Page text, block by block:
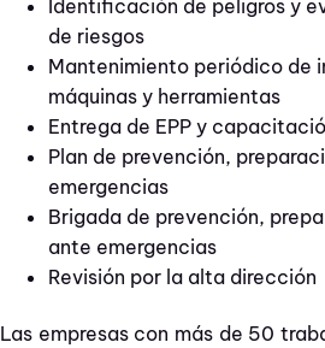
Identificación de peligros y
de riesgos
Mantenimiento periódico de
máquinas y herramientas
Entrega de EPP y
Plan de prevención,
emergencias
Brigada de prevención,
ante emergencias
Revisión por la alta dirección
Las empresas con más de 50